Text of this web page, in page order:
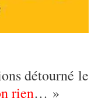
détourné le
rien… »